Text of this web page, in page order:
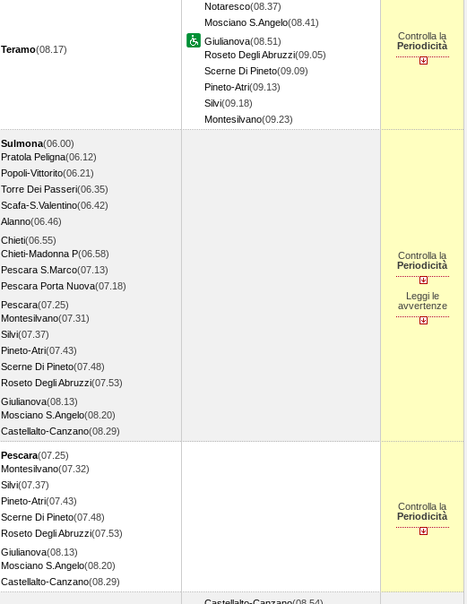
Teramo(08.17)
Notaresco(08.37)
Mosciano S.Angelo(08.41)
Giulianova(08.51)
Roseto Degli Abruzzi(09.05)
Scerne Di Pineto(09.09)
Pineto-Atri(09.13)
Silvi(09.18)
Montesilvano(09.23)
Controlla la
Periodicità
Sulmona(06.00)
Pratola Peligna(06.12)
Popoli-Vittorito(06.21)
Torre Dei Passeri(06.35)
Scafa-S.Valentino(06.42)
Alanno(06.46)
Chieti(06.55)
Chieti-Madonna P(06.58)
Pescara S.Marco(07.13)
Pescara Porta Nuova(07.18)
Pescara(07.25)
Montesilvano(07.31)
Silvi(07.37)
Pineto-Atri(07.43)
Scerne Di Pineto(07.48)
Roseto Degli Abruzzi(07.53)
Giulianova(08.13)
Mosciano S.Angelo(08.20)
Castellalto-Canzano(08.29)
Controlla la
Periodicità
Leggi le
avvertenze
Pescara(07.25)
Montesilvano(07.32)
Silvi(07.37)
Pineto-Atri(07.43)
Scerne Di Pineto(07.48)
Roseto Degli Abruzzi(07.53)
Giulianova(08.13)
Mosciano S.Angelo(08.20)
Castellalto-Canzano(08.29)
Controlla la
Periodicità